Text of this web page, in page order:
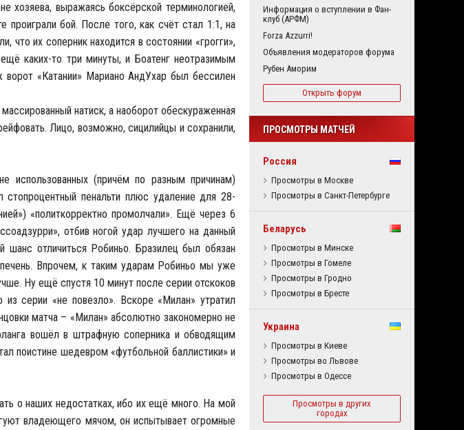
хозяева, выражаясь боксёрской терминологией,
проиграли бой. После того, как счёт стал 1:1, на
их соперник находится в состоянии «грогги»,
каких-то три минуты, и Боатенг неотразимым
«Катании» Мариано АндУхар был бессилен
натиск, а наоборот обескураженная
Лицо, возможно, сицилийцы и сохранили,
использованных (причём по разным причинам)
пенальти плюс удаление для 28-
«политкорректно промолчали». Ещё через 6
отбив ногой удар лучшего на данный
отличиться Робиньо. Бразилец был обязан
Впрочем, к таким ударам Робиньо мы уже
Ну ещё спустя 10 минут после серии отскоков
серии «не повезло». Вскоре «Милан» утратил
матча – «Милан» абсолютно закономерно не
вошёл в штрафную соперника и обводящим
поистине шедевром «футбольной баллистики» и
о наших недостатках, ибо их ещё много. На мой
владеющего мячом, он испытывает огромные
Информация о вступлении в Фан-
клуб (АРФМ)
Forza Azzurri!
Объявления модераторов форума
Рубен Аморим
Открыть форум
ПРОСМОТРЫ МАТЧЕЙ
Россия
Просмотры в Москве
Просмотры в Санкт-Петербурге
Беларусь
Просмотры в Минске
Просмотры в Гомеле
Просмотры в Гродно
Просмотры в Бресте
Украина
Просмотры в Киеве
Просмотры во Львове
Просмотры в Одессе
Просмотры в других
городах